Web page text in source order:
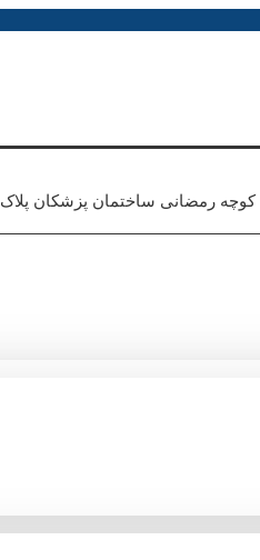
کوچه رمضانی ساختمان پزشکان پلاک 24 طبقه همکف واحد یک